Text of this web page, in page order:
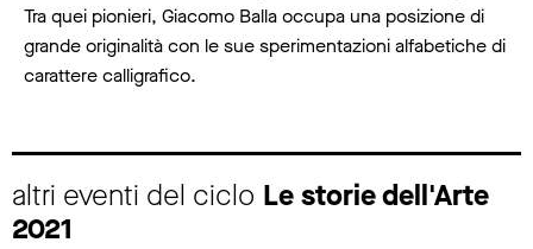
Tra quei pionieri, Giacomo Balla occupa una posizione di
grande originalità con le sue sperimentazioni alfabetiche di
carattere calligrafico.
altri eventi del ciclo Le storie dell'Arte
2021